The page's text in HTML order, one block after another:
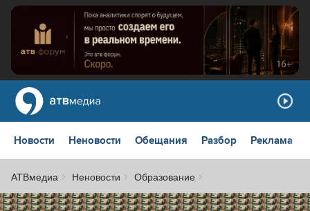
Новости Неновости Обещания Разбор Реклама
АТВмедиа Неновости Образование